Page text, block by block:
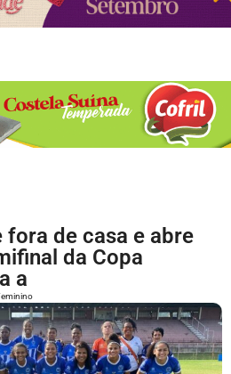
fora de casa e abre
da Copa
a